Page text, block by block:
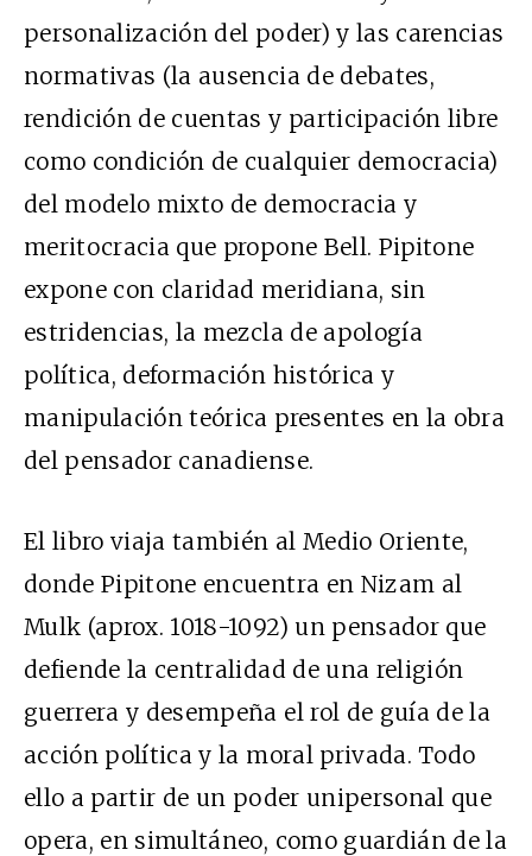
personalización del poder) y las carencias
normativas (la ausencia de debates,
rendición de cuentas y participación libre
como condición de cualquier democracia)
del modelo mixto de democracia y
meritocracia que propone Bell. Pipitone
expone con claridad meridiana, sin
estridencias, la mezcla de apología
política, deformación histórica y
manipulación teórica presentes en la obra
del pensador canadiense.
El libro viaja también al Medio Oriente,
donde Pipitone encuentra en Nizam al
Mulk (aprox. 1018-1092) un pensador que
defiende la centralidad de una religión
guerrera y desempeña el rol de guía de la
acción política y la moral privada. Todo
ello a partir de un poder unipersonal que
opera, en simultáneo, como guardián de la